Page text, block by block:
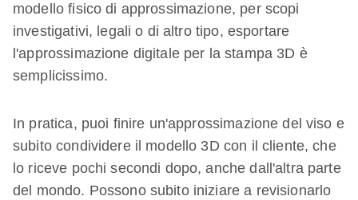
modello fisico di approssimazione, per scopi
investigativi, legali o di altro tipo, esportare
l'approssimazione digitale per la stampa 3D è
semplicissimo.
In pratica, puoi finire un'approssimazione del viso e
subito condividere il modello 3D con il cliente, che
lo riceve pochi secondi dopo, anche dall'altra parte
del mondo. Possono subito iniziare a revisionarlo